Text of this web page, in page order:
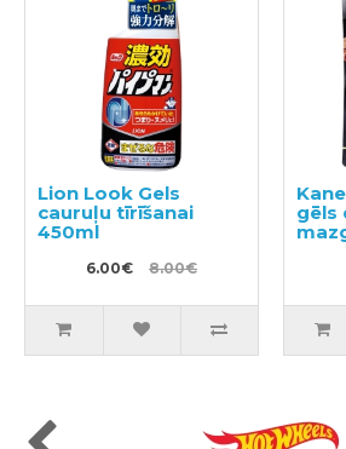
Lion Look Gels
cauruļu tīrīšanai
450ml
6.00€ 8.00€
gēls